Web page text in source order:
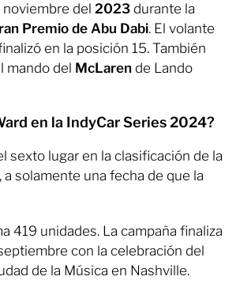
del 2023 durante la
Premio de Abu Dabi. El volante
en la posición 15. También
mando del McLaren de Lando
en la IndyCar Series 2024?
sexto lugar en la clasificación de la
, a solamente una fecha de que la
419 unidades. La campaña finaliza
con la celebración del
de la Música en Nashville.